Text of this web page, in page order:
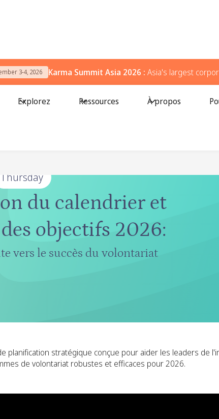
3-4, 2026 Karma Summit Asia 2026 : Asia's largest
Explorez Ressources À propos
Thursday
du calendrier et
objectifs 2026:
vers le succès du volontariat
planification stratégique conçue pour aider les leaders de
de volontariat robustes et efficaces pour 2026.